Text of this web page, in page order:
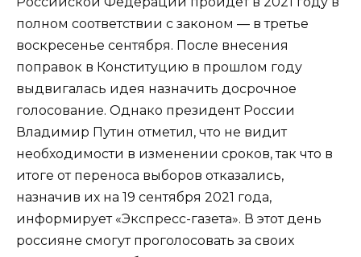
полном соответствии с законом — в третье
воскресенье сентября. После внесения
поправок в Конституцию в прошлом году
выдвигалась идея назначить досрочное
голосование. Однако президент России
Владимир Путин отметил, что не видит
необходимости в изменении сроков, так что в
итоге от переноса выборов отказались,
назначив их на 19 сентября 2021 года,
информирует «Экспресс-газета». В этот день
россияне смогут проголосовать за своих